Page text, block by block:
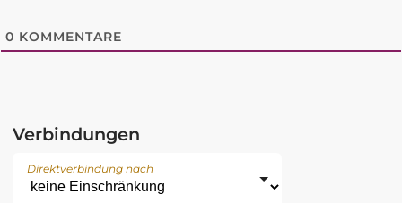
0 KOMMENTARE
Verbindungen
Direktverbindung nach